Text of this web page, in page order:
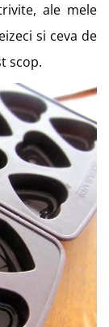
ale mele
si ceva de
scop.